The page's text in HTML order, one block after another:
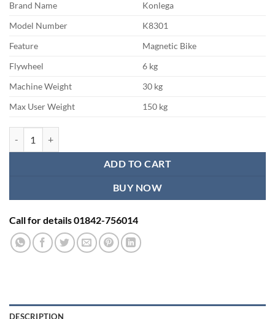
Brand Name
Konlega
Model Number
K8301
Feature
Magnetic Bike
Flywheel
6 kg
Machine Weight
30 kg
Max User Weight
150 kg
ADD TO CART
BUY NOW
Call for details 01842-756014
DESCRIPTION